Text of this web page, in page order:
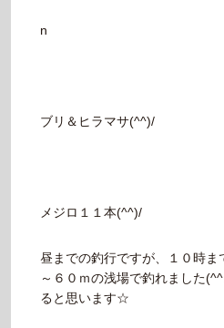
n
ブリ＆ヒラマサ(^^)/
メジロ１１本(^^)/
昼までの釣行ですが、１０時
～６０ｍの浅場で釣れました
ると思います☆